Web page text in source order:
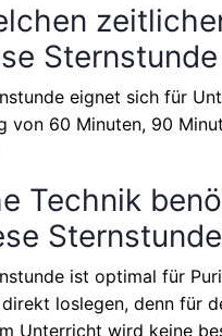
eignet sich für
von 60 Minuten, 90
Technik
ist optimal für
loslegen, denn für
Unterricht wird keine